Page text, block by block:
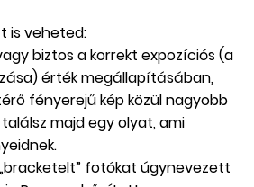
is veheted:
biztos a korrekt expozíciós (a
érték megállapításában,
fényerejű kép közül nagyobb
majd egy olyat, ami
fotókat úgynevezett